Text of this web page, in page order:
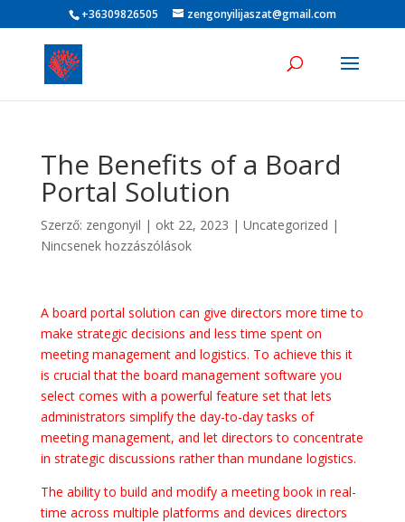
+36309826505 zengonyilijaszat@gmail.com
The Benefits of a Board
Portal Solution
Szerző: zengonyil | okt 22, 2023 | Uncategorized |
Nincsenek hozzászólások
A board portal solution can give directors more time to
make strategic decisions and less time spent on
meeting management and logistics. To achieve this it
is crucial that the board management software you
select comes with a powerful feature set that lets
administrators simplify the day-to-day tasks of
meeting management, and let directors to concentrate
in strategic discussions rather than mundane logistics.
The ability to build and modify a meeting book in real-
time across multiple platforms and devices directors